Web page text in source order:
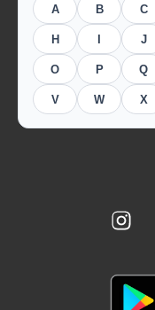
A B C
H J
O P Q
V W X